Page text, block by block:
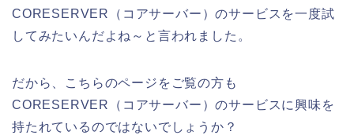
CORESERVER（コアサーバー）のサービスを一度試
してみたいんだよね～と言われました。
だから、こちらのページをご覧の方も
CORESERVER（コアサーバー）のサービスに興味を
持たれているのではないでしょうか？